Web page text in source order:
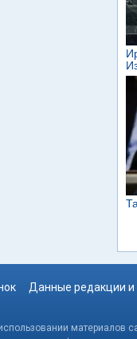
Данные редакции и
материалов